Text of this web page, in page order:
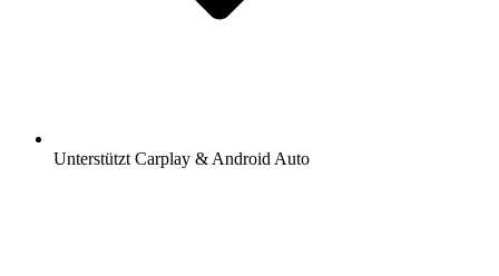
Unterstützt Carplay & Android Auto